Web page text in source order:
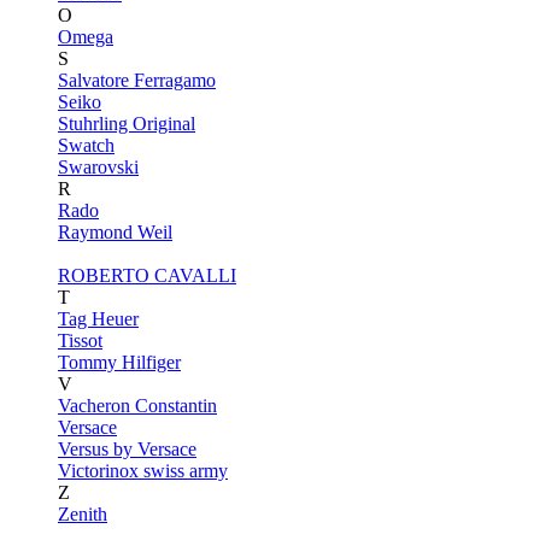
O
Omega
S
Salvatore Ferragamo
Seiko
Stuhrling Original
Swatch
Swarovski
R
Rado
Raymond Weil
ROBERTO CAVALLI
T
Tag Heuer
Tissot
Tommy Hilfiger
V
Vacheron Constantin
Versace
Versus by Versace
Victorinox swiss army
Z
Zenith